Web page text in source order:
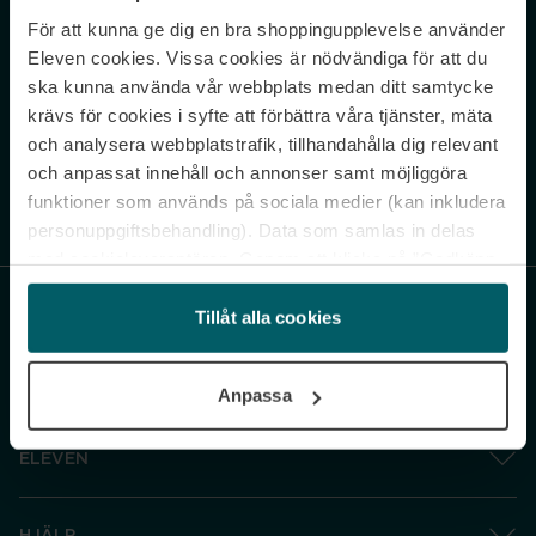
För att kunna ge dig en bra shoppingupplevelse använder
Eleven cookies. Vissa cookies är nödvändiga för att du
ska kunna använda vår webbplats medan ditt samtycke
krävs för cookies i syfte att förbättra våra tjänster, mäta
och analysera webbplatstrafik, tillhandahålla dig relevant
och anpassat innehåll och annonser samt möjliggöra
funktioner som används på sociala medier (kan inkludera
personuppgiftsbehandling). Data som samlas in delas
och gå vidare” accepterar du samtliga cookies medan du
under ”Inställningar” kan anpassa användningen av
cookies. Du kan återkalla ditt samtycke när som helst.
Tillåt alla cookies
Anpassa
Never miss a beat.
Sign up to our newsletter.
Genom att prenumerera accepterar du vår Integritetspolicy. Avprenumerera
ELEVEN